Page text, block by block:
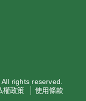
rights reserved.
權政策 使用條款